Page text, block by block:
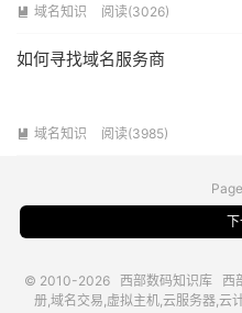
 域名知识 阅读(3026)
如何寻找域名服务商
 域名知识 阅读(3985)
© 2010-2026 西部数码知识库 西
册,域名交易,虚拟主机,云服务器,云